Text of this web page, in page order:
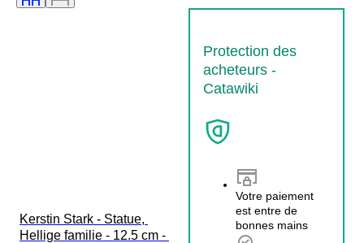
Protection des
acheteurs -
Catawiki
Votre paiement
est entre de
bonnes mains
Kerstin Stark - Statue,
Hellige familie - 12.5 cm -